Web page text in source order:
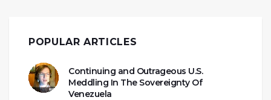
POPULAR ARTICLES
Continuing and Outrageous U.S.
Meddling In The Sovereignty Of
Venezuela